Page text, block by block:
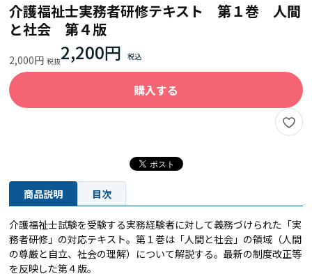
介護福祉士実務者研修テキスト 第１巻 人間
と社会 第４版
2,000円 2,200円
購入する
商品説明 目次
介護福祉士試験を受験する実務経験者に対して義務づけられた「実
務者研修」の対応テキスト。第１巻は「人間と社会」の領域（人間
の尊厳と自立、社会の理解）について解説する。最新の制度改正等
を反映した第４版。